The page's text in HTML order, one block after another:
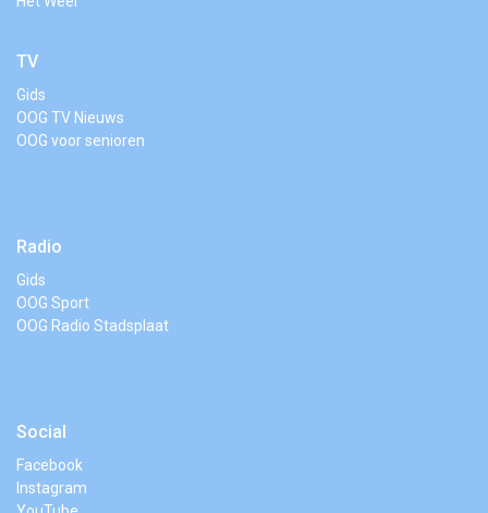
TV
Gids
OOG TV Nieuws
OOG voor senioren
Radio
Gids
OOG Sport
OOG Radio Stadsplaat
Social
Facebook
Instagram